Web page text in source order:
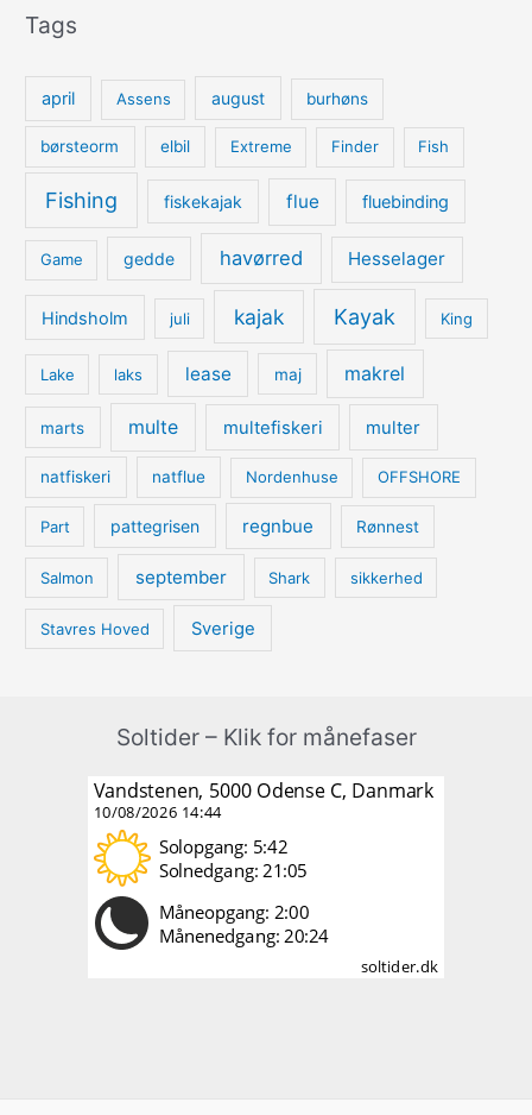
Tags
april Assens august burhøns
børsteorm elbil Extreme Finder Fish
Fishing fiskekajak flue fluebinding
Game gedde havørred Hesselager
Hindsholm juli kajak Kayak King
Lake laks lease maj makrel
marts multe multefiskeri multer
natfiskeri natflue Nordenhuse OFFSHORE
Part pattegrisen regnbue Rønnest
Salmon september Shark sikkerhed
Stavres Hoved Sverige
Soltider – Klik for månefaser